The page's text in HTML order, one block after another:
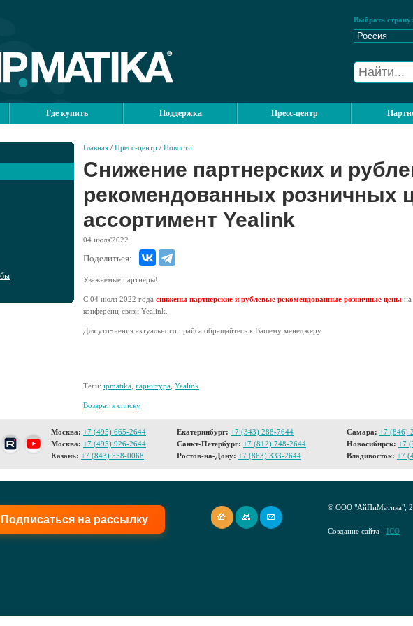
Выбрать страну:
Где купить Поддержка Пресс-центр
Главная / Пресс-центр / Новости
Снижение партнерских и
рекомендованных розничных
ассортимент Yealink
04 июля'2022
Поделиться:
Уважаемые партнеры!
С 04 июля 2022 года снижены партнерские и рублевые рекомендованные розничные цены
конференц-связи Yealink.
Для уточнения актуального прайса обращайтесь к Вашему менеджеру.
Теги: ipmatika гарнитура Yealink
Возврат к списку
Москва: +7 (495) 665-2644
Москва: +7 (495) 926-2644
Казань: +7 (843) 558-0068
Екатеринбург: +7 (343) 288-7644
Санкт-Петербург: +7 (812) 748-2644
Ростов-на-Дону: +7 (863) 333-2644
Самара: +7 (846)
Новосибирск: +7
Владивосток: +7
Подписаться на рассылку
© ООО "АйПиМатика",
Создание сайта - ICO